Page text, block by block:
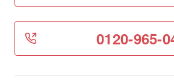
0120-965-